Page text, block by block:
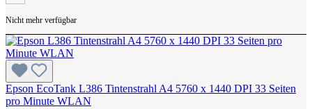
Nicht mehr verfügbar
Epson EcoTank L386 Tintenstrahl A4 5760 x 1440 DPI 33 Seiten
pro Minute WLAN